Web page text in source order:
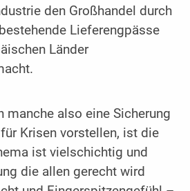
den Großhandel durch
Lieferengpässe
Länder
manche also eine Sicherung
Krisen vorstellen, ist die
ist vielschichtig und
die allen gerecht wird